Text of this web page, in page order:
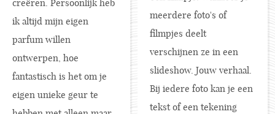
meerdere foto's of
filmpjes deelt
verschijnen ze in een
slideshow. Jouw verhaal.
Bij iedere foto kan je een
tekst of een tekening
creëren. Persoonlijk heb
ik altijd mijn eigen
parfum willen
ontwerpen, hoe
fantastisch is het om je
eigen unieke geur te